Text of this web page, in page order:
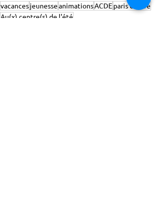
vacancesjeunesseanimationsACDEparis centre
Au(x) centre(s) de l'été